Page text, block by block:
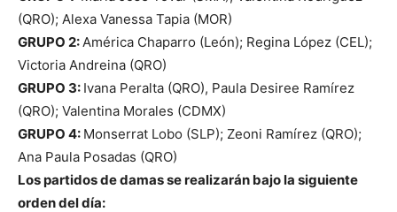
(QRO); Alexa Vanessa Tapia (MOR)
GRUPO 2: América Chaparro (León); Regina López (CEL);
Victoria Andreina (QRO)
GRUPO 3: Ivana Peralta (QRO), Paula Desiree Ramírez
(QRO); Valentina Morales (CDMX)
GRUPO 4: Monserrat Lobo (SLP); Zeoni Ramírez (QRO);
Ana Paula Posadas (QRO)
Los partidos de damas se realizarán bajo la siguiente
orden del día: